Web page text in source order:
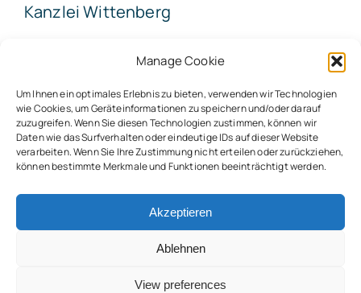
Manage Cookie
Um Ihnen ein optimales Erlebnis zu bieten, verwenden wir Technologien
wie Cookies, um Geräteinformationen zu speichern und/oder darauf
zuzugreifen. Wenn Sie diesen Technologien zustimmen, können wir
Daten wie das Surfverhalten oder eindeutige IDs auf dieser Website
verarbeiten. Wenn Sie Ihre Zustimmung nicht erteilen oder zurückziehen,
können bestimmte Merkmale und Funktionen beeinträchtigt werden.
Akzeptieren
Ablehnen
View preferences
Kanzlei Wittenberg
Kanzlei Kemberg
© 2026 Steuerberater Christian Schmidt
wb-network.de
Back to top